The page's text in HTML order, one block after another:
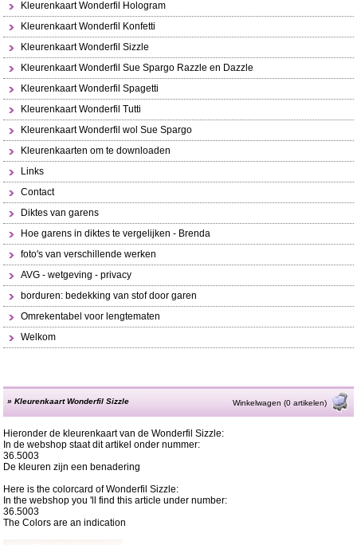
Kleurenkaart Wonderfil Hologram
Kleurenkaart Wonderfil Konfetti
Kleurenkaart Wonderfil Sizzle
Kleurenkaart Wonderfil Sue Spargo Razzle en Dazzle
Kleurenkaart Wonderfil Spagetti
Kleurenkaart Wonderfil Tutti
Kleurenkaart Wonderfil wol Sue Spargo
Kleurenkaarten om te downloaden
Links
Contact
Diktes van garens
Hoe garens in diktes te vergelijken - Brenda
foto's van verschillende werken
AVG - wetgeving - privacy
borduren: bedekking van stof door garen
Omrekentabel voor lengtematen
Welkom
»Kleurenkaart Wonderfil Sizzle Winkelwagen (0 artikelen)
Hieronder de kleurenkaart van de Wonderfil Sizzle:
In de webshop staat dit artikel onder nummer:
36.5003
De kleuren zijn een benadering
Here is the colorcard of Wonderfil Sizzle:
In the webshop you 'll find this article under number:
36.5003
The Colors are an indication